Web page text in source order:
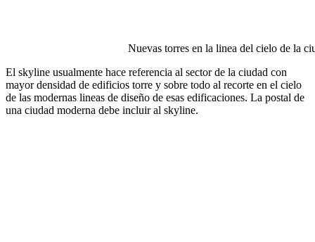
Nuevas torres en la linea del cielo de la
El skyline usualmente hace referencia al sector de la ciudad con
mayor densidad de edificios torre y sobre todo al recorte en el cielo
de las modernas lineas de diseño de esas edificaciones. La postal de
una ciudad moderna debe incluir al skyline.